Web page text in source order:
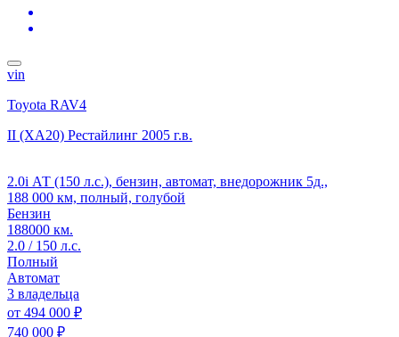
vin
Toyota RAV4
II (XA20) Рестайлинг 2005 г.в.
2.0i АТ (150 л.с.), бензин, автомат, внедорожник 5д.,
188 000 км, полный, голубой
Бензин
188000 км.
2.0 / 150 л.с.
Полный
Автомат
3 владельца
от 494 000 ₽
740 000 ₽